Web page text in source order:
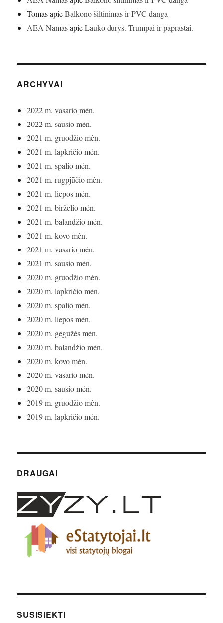
TomasapieBalkono šiltinimas ir PVC danga
AEA NamasapieLauko durys. Trumpai ir paprastai.
ARCHYVAI
2022 m. vasario mėn.
2022 m. sausio mėn.
2021 m. gruodžio mėn.
2021 m. lapkričio mėn.
2021 m. spalio mėn.
2021 m. rugpjūčio mėn.
2021 m. liepos mėn.
2021 m. birželio mėn.
2021 m. balandžio mėn.
2021 m. kovo mėn.
2021 m. vasario mėn.
2021 m. sausio mėn.
2020 m. gruodžio mėn.
2020 m. lapkričio mėn.
2020 m. spalio mėn.
2020 m. liepos mėn.
2020 m. gegužės mėn.
2020 m. balandžio mėn.
2020 m. kovo mėn.
2020 m. vasario mėn.
2020 m. sausio mėn.
2019 m. gruodžio mėn.
2019 m. lapkričio mėn.
DRAUGAI
SUSISIEKTI